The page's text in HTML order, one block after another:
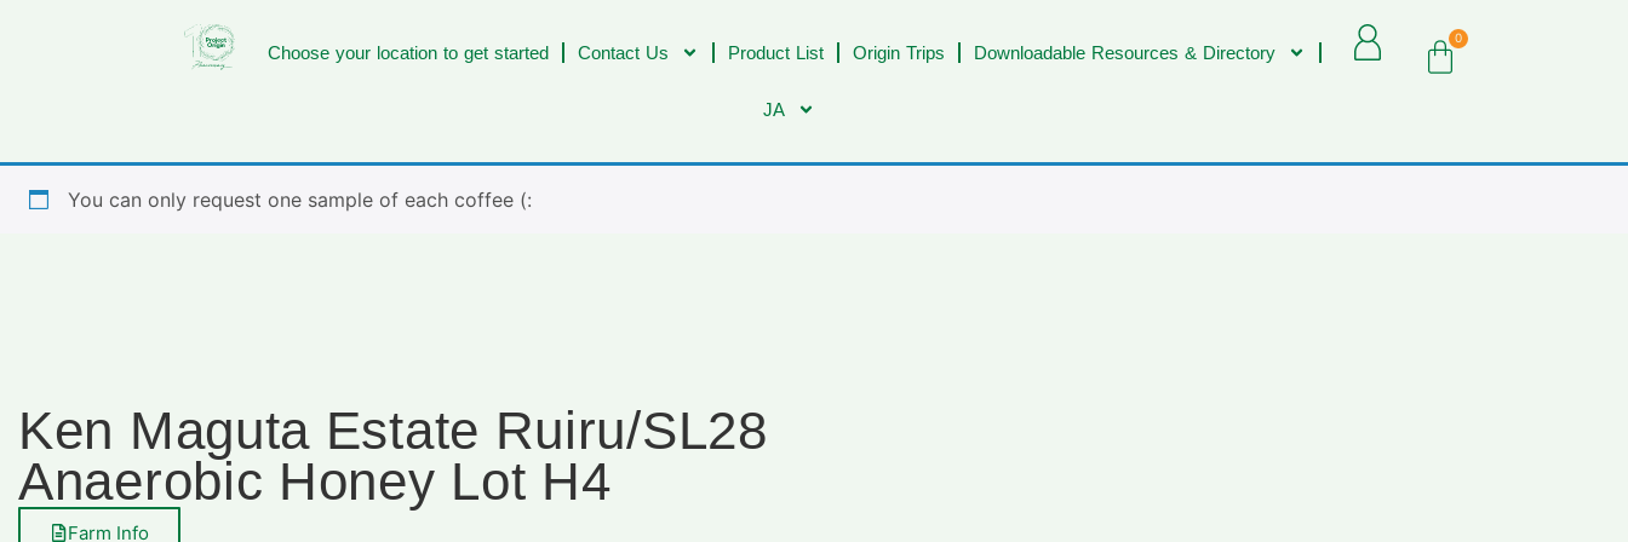
Choose your location to get started Contact Us Product List Origin Trips Downloadable Resources & Directory
JA
0
You can only request one sample of each coffee (:
Ken Maguta Estate Ruiru/SL28
Anaerobic Honey Lot H4
Farm Info